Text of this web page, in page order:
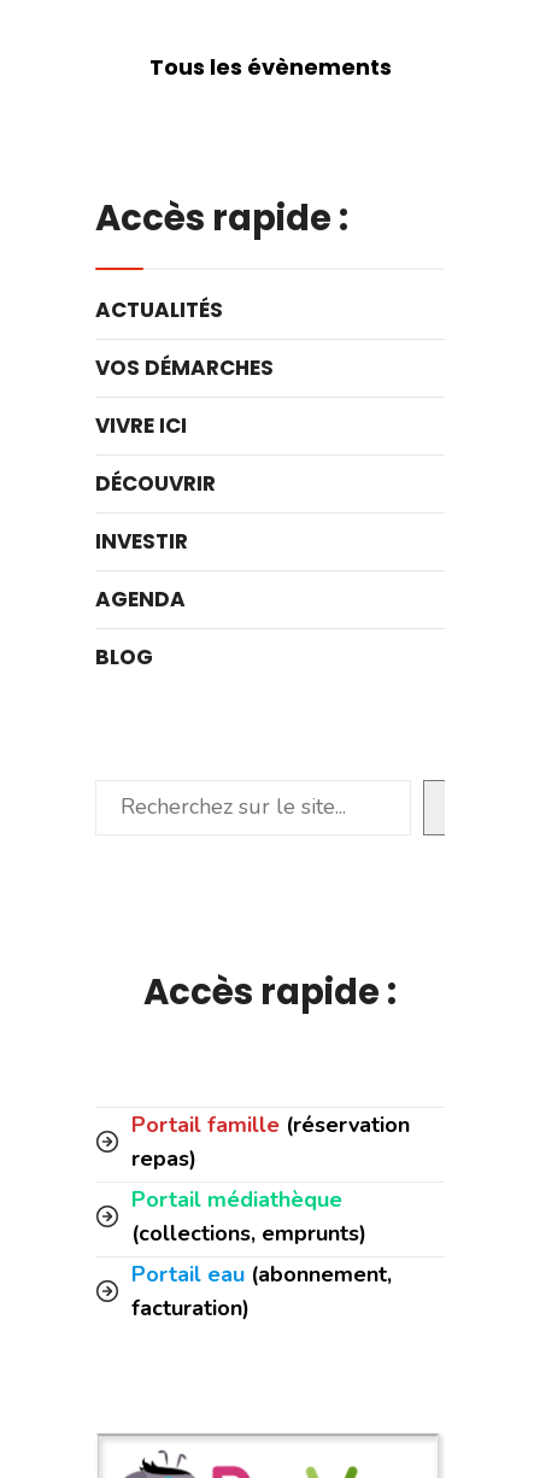
Tous les évènements
Accès rapide :
ACTUALITÉS
VOS DÉMARCHES
VIVRE ICI
DÉCOUVRIR
INVESTIR
AGENDA
BLOG
Rechercher
Accès rapide :
Portail famille (réservation
repas)
Portail médiathèque
(collections, emprunts)
Portail eau (abonnement,
facturation)